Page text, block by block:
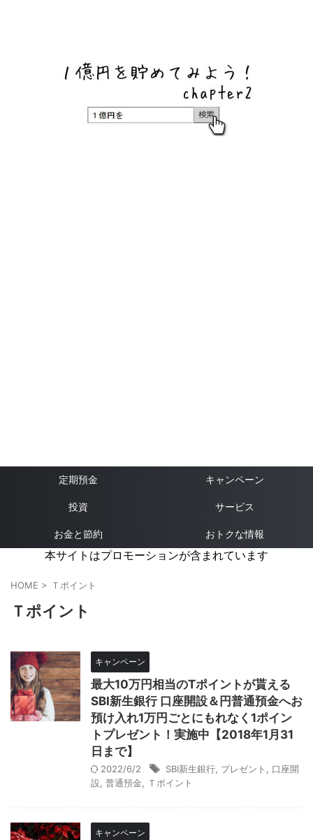
定期預金 キャンペーン
投資 サービス
お金と節約 おトクな情報
本サイトはプロモーションが含まれています
HOME > Ｔポイント
Ｔポイント
キャンペーン
最大10万円相当のTポイントが貰える
SBI新生銀行 口座開設＆円普通預金へお
預け入れ1万円ごとにもれなく1ポイン
トプレゼント！実施中【2018年1月31
日まで】
2022/6/2 SBI新生銀行 プレゼント
口座開
設 普通預金 Ｔポイント
キャンペーン